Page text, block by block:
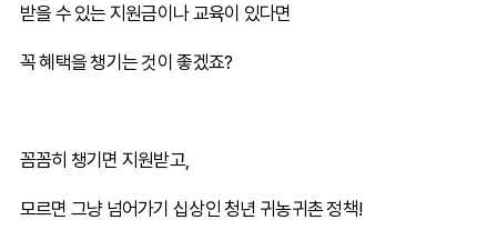
받을 수 있는 지원금이나 교육이 있다면
꼭 혜택을 챙기는 것이 좋겠죠?
꼼꼼히 챙기면 지원받고,
모르면 그냥 넘어가기 십상인 청년 귀농귀촌 정책!